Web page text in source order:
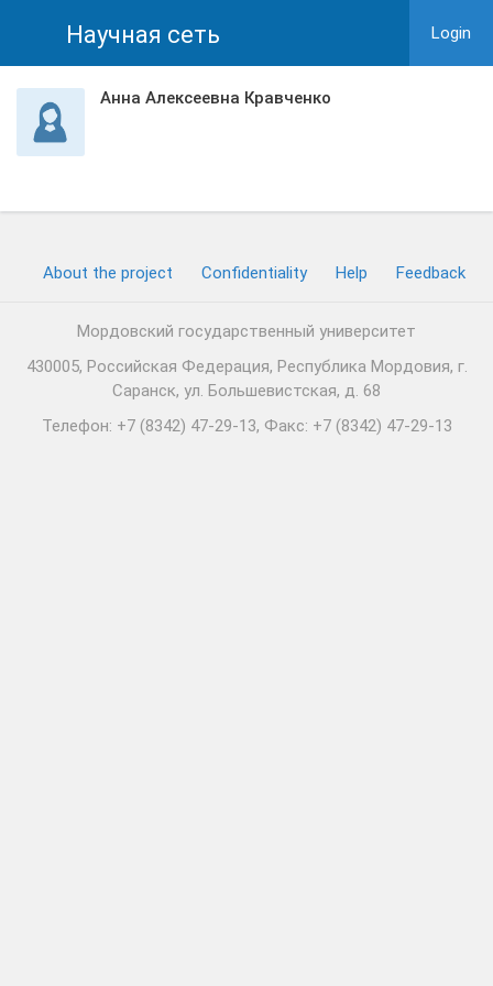
Научная сеть Login
Анна Алексеевна Кравченко
About the project Confidentiality Help Feedback
Мордовский государственный университет
430005, Российская Федерация, Республика Мордовия, г.
Саранск, ул. Большевистская, д. 68
Телефон: +7 (8342) 47-29-13, Факс: +7 (8342) 47-29-13